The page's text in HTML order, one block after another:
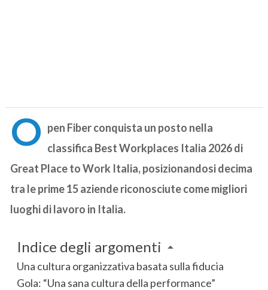
O pen Fiber conquista un posto nella
classifica Best Workplaces Italia 2026 di
Great Place to Work Italia, posizionandosi decima
tra le prime 15 aziende riconosciute come migliori
luoghi di lavoro in Italia.
Indice degli argomenti
Una cultura organizzativa basata sulla fiducia
Gola: “Una sana cultura della performance”